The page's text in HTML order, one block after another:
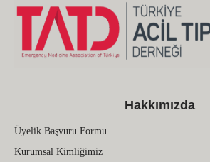
Hakkımızda
Üyelik Başvuru Formu
Kurumsal Kimliğimiz